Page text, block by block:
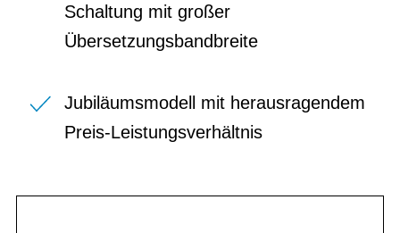
Schaltung mit großer
Übersetzungsbandbreite
Jubiläumsmodell mit herausragendem
Preis-Leistungsverhältnis